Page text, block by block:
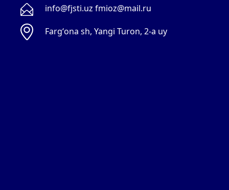
info@fjsti.uz fmioz@mail.ru
Fargʻona sh, Yangi Turon, 2-a uy